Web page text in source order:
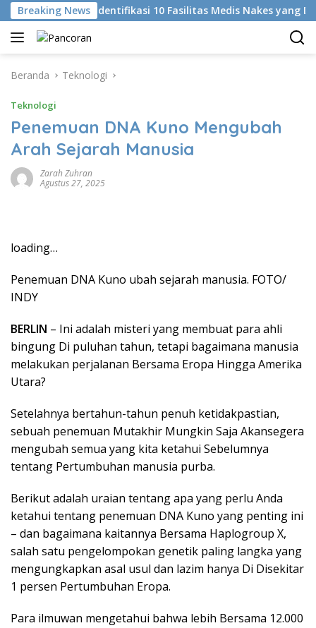
Langsung
ke
konten
Breaking NewsKKI Identifikasi 10 Fasilitas Medis Nakes yang
Beranda Teknologi
Teknologi
Penemuan DNA Kuno Mengubah
Arah Sejarah Manusia
Zarah Zuhran
Agustus 27, 2025
loading…
Penemuan DNA Kuno ubah sejarah manusia. FOTO/
INDY
BERLIN – Ini adalah misteri yang membuat para ahli
bingung Di puluhan tahun, tetapi bagaimana manusia
melakukan perjalanan Bersama Eropa Hingga Amerika
Utara?
Setelahnya bertahun-tahun penuh ketidakpastian,
sebuah penemuan Mutakhir Mungkin Saja Akansegera
mengubah semua yang kita ketahui Sebelumnya
tentang Pertumbuhan manusia purba.
Berikut adalah uraian tentang apa yang perlu Anda
ketahui tentang penemuan DNA Kuno yang penting ini
– dan bagaimana kaitannya Bersama Haplogroup X,
salah satu pengelompokan genetik paling langka yang
mengungkapkan asal usul dan lazim hanya Di Disekitar
1 persen Pertumbuhan Eropa.
Para ilmuwan mengetahui bahwa lebih Bersama 12.000